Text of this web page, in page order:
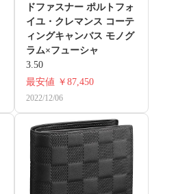
ドファスナー ポルトフォ
イユ・クレマンス コーテ
ィングキャンバス モノグ
ラム×フューシャ
3.50
最安値 ￥87,450
2022/12/06